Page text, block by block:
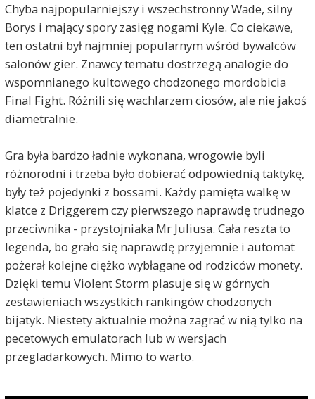
Chyba najpopularniejszy i wszechstronny Wade, silny
Borys i mający spory zasięg nogami Kyle. Co ciekawe,
ten ostatni był najmniej popularnym wśród bywalców
salonów gier. Znawcy tematu dostrzegą analogie do
wspomnianego kultowego chodzonego mordobicia
Final Fight. Różnili się wachlarzem ciosów, ale nie jakoś
diametralnie.
Gra była bardzo ładnie wykonana, wrogowie byli
różnorodni i trzeba było dobierać odpowiednią taktykę,
były też pojedynki z bossami. Każdy pamięta walkę w
klatce z Driggerem czy pierwszego naprawdę trudnego
przeciwnika - przystojniaka Mr Juliusa. Cała reszta to
legenda, bo grało się naprawdę przyjemnie i automat
pożerał kolejne ciężko wybłagane od rodziców monety.
Dzięki temu Violent Storm plasuje się w górnych
zestawieniach wszystkich rankingów chodzonych
bijatyk. Niestety aktualnie można zagrać w nią tylko na
pecetowych emulatorach lub w wersjach
przegladarkowych. Mimo to warto.